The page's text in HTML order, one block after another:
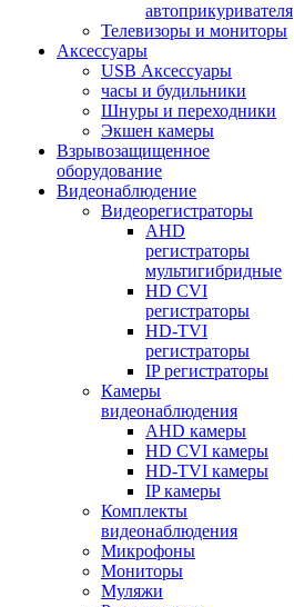
автоприкуривателя
Телевизоры и мониторы
Аксессуары
USB Аксессуары
часы и будильники
Шнуры и переходники
Экшен камеры
Взрывозащищенное
оборудование
Видеонаблюдение
Видеорегистраторы
AHD
регистраторы
мультигибридные
HD CVI
регистраторы
HD-TVI
регистраторы
IP регистраторы
Камеры
видеонаблюдения
AHD камеры
HD CVI камеры
HD-TVI камеры
IP камеры
Комплекты
видеонаблюдения
Микрофоны
Мониторы
Муляжи